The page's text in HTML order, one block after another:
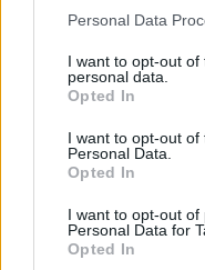
Please note that this
not limited to your visit
grant or deny consent
use your data for
consent section.
Personal Data
I want to opt-out
personal data.
Opted In
I want to opt-out of
Personal Data.
Opted In
I want to opt-out of
Personal Data for
Opted In
múlt